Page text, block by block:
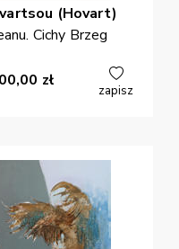
(Hovart)
Cichy Brzeg
zł
zapisz